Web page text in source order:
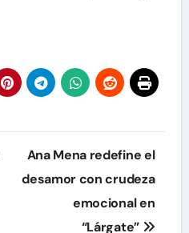
Ana Mena redefine el
desamor con crudeza
emocional en
“Lárgate”